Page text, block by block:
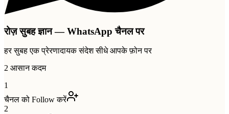
रोज़ सुबह ज्ञान — WhatsApp चैनल पर
हर सुबह एक प्रेरणादायक संदेश सीधे आपके फ़ोन पर
2 आसान कदम
1
चैनल को Follow करें
2